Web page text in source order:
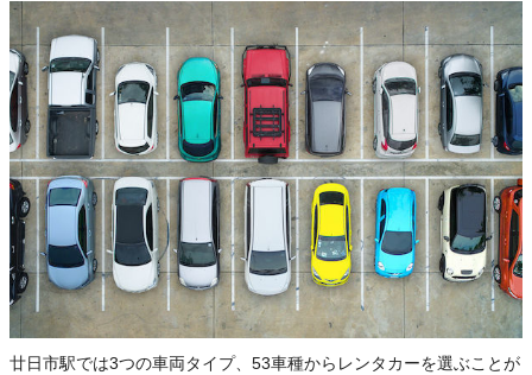
廿日市駅では3つの車両タイプ、53車種からレンタカーを選ぶことが